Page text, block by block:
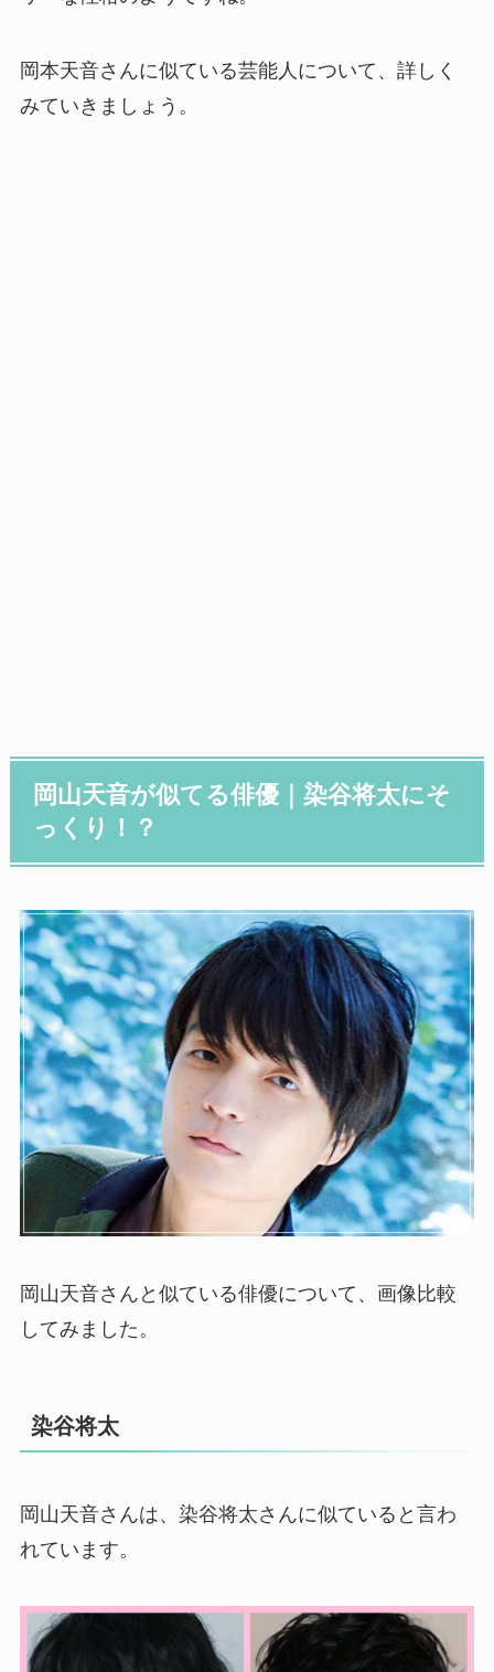
岡本天音さんに似ている芸能人について、詳しく
みていきましょう。
岡山天音が似てる俳優｜染谷将太にそ
っくり！？
岡山天音さんと似ている俳優について、画像比較
してみました。
染谷将太
岡山天音さんは、染谷将太さんに似ていると言わ
れています。